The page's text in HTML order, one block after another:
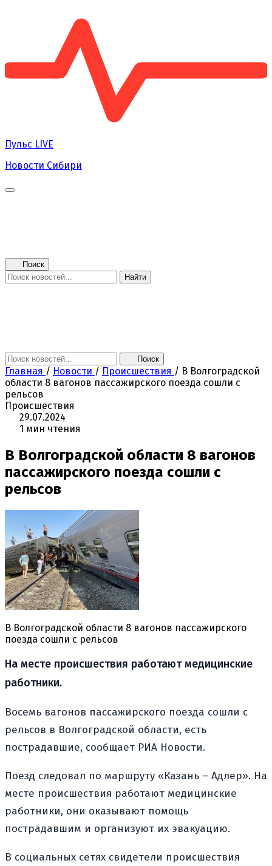
Пульс LIVE
Новости Сибири
Поиск
Найти
Поиск
Главная / Новости / Происшествия / В Волгоградской
области 8 вагонов пассажирского поезда сошли с
рельсов
Происшествия
29.07.2024
1 мин чтения
В Волгоградской области 8 вагонов
пассажирского поезда сошли с
рельсов
В Волгоградской области 8 вагонов пассажирского
поезда сошли с рельсов
На месте происшествия работают медицинские
работники.
Восемь вагонов пассажирского поезда сошли с
рельсов в Волгоградской области, есть
пострадавшие, сообщает РИА Новости.
Поезд следовал по маршруту «Казань – Адлер». На
месте происшествия работают медицинские
работники, они оказывают помощь
пострадавшим и организуют их эвакуацию.
В социальных сетях свидетели происшествия